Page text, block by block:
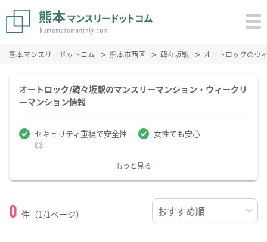
熊本マンスリードットコム 熊本市西区 韓々坂駅 オートロックのウ
オートロック/韓々坂駅のマンスリーマンション・ウィークリ
ーマンション情報
セキュリティ重視で安全性
◎
女性でも安心
もっと見る
0 件（1/1ページ）